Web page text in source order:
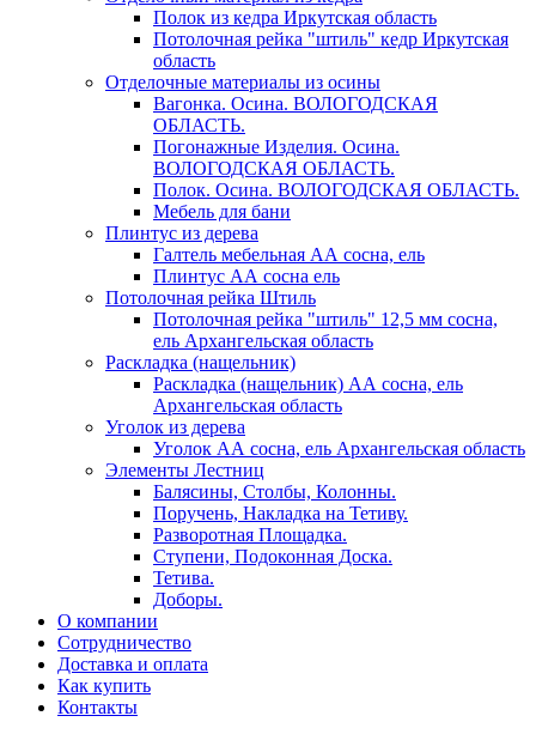
Полок из кедра Иркутская область
Потолочная рейка "штиль" кедр Иркутская
область
Отделочные материалы из осины
Вагонка. Осина. ВОЛОГОДСКАЯ
ОБЛАСТЬ.
Погонажные Изделия. Осина.
ВОЛОГОДСКАЯ ОБЛАСТЬ.
Полок. Осина. ВОЛОГОДСКАЯ ОБЛАСТЬ.
Мебель для бани
Плинтус из дерева
Галтель мебельная АА сосна, ель
Плинтус АА сосна ель
Потолочная рейка Штиль
Потолочная рейка "штиль" 12,5 мм сосна,
ель Архангельская область
Раскладка (нащельник)
Раскладка (нащельник) АА сосна, ель
Архангельская область
Уголок из дерева
Уголок АА сосна, ель Архангельская область
Элементы Лестниц
Балясины, Столбы, Колонны.
Поручень, Накладка на Тетиву.
Разворотная Площадка.
Ступени, Подоконная Доска.
Тетива.
Доборы.
О компании
Сотрудничество
Доставка и оплата
Как купить
Контакты